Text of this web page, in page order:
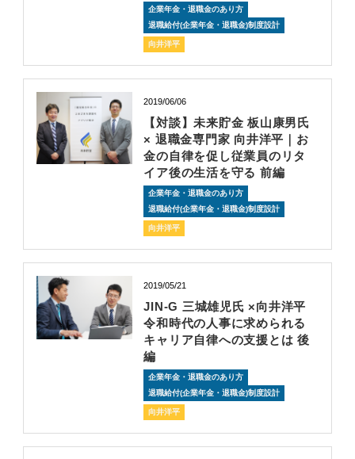
企業年金・退職金のあり方
退職給付(企業年金・退職金)制度設計
向井洋平
2019/06/06
【対談】未来貯金 板山康男氏
× 退職金専門家 向井洋平｜お
金の自律を促し従業員のリタ
イア後の生活を守る 前編
企業年金・退職金のあり方
退職給付(企業年金・退職金)制度設計
向井洋平
2019/05/21
JIN-G 三城雄児氏 ×向井洋平
令和時代の人事に求められる
キャリア自律への支援とは 後
編
企業年金・退職金のあり方
退職給付(企業年金・退職金)制度設計
向井洋平